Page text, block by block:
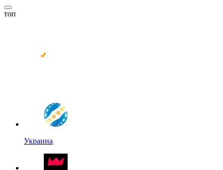
топ
Украина